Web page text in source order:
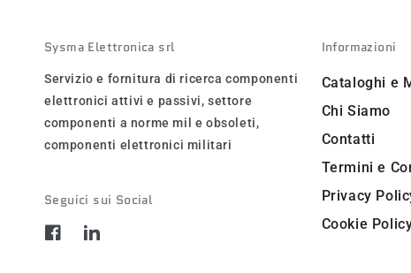
Sysma Elettronica srl
Servizio e fornitura di ricerca componenti
elettronici attivi e passivi, settore
componenti a norme mil e obsoleti,
componenti elettronici militari
Seguici sui Social
FacebookLinkedIn
Informazioni
Cataloghi e
Chi Siamo
Contatti
Termini e
Privacy
Cookie